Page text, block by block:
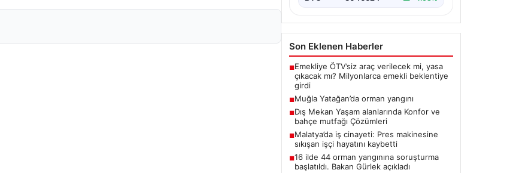
Son Eklenen Haberler
■Emekliye ÖTV’siz araç verilecek mi, yasa
çıkacak mı? Milyonlarca emekli beklentiye
girdi
■Muğla Yatağan’da orman yangını
■Dış Mekan Yaşam alanlarında Konfor ve
bahçe mutfağı Çözümleri
■Malatya’da iş cinayeti: Pres makinesine
sıkışan işçi hayatını kaybetti
■16 ilde 44 orman yangınına soruşturma
başlatıldı. Bakan Gürlek açıkladı